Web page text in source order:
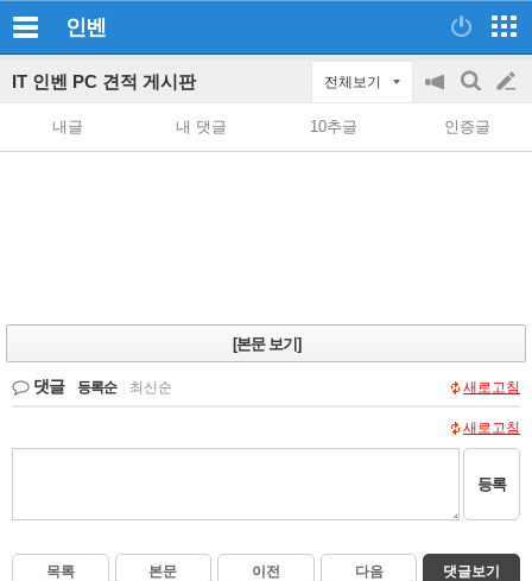
인벤
IT 인벤 PC 견적 게시판 전체보기
공
on/off
검
색
글
쓰
내글 내 댓글 10추글 인증글
[본문 보기]
댓글 등록순 최신순 새로고침
새로고침
등록
목록 본문 이전 다음 댓글보기